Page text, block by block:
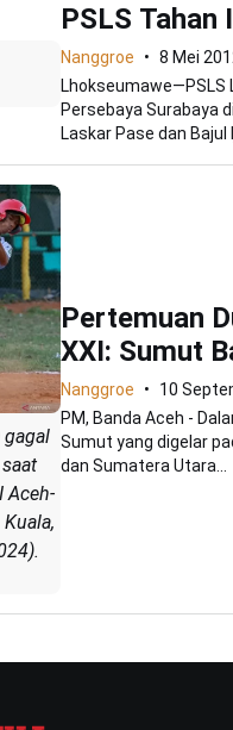
PSLS Tahan
Nanggroe
8 Mei
Persebaya Surabaya
Laskar Pase dan Bajul
gagal
Aceh-
Pertemuan
XXI: Sumut
Nanggroe
10
PM, Banda Aceh -
Sumut yang digelar
dan Sumatera Utara...